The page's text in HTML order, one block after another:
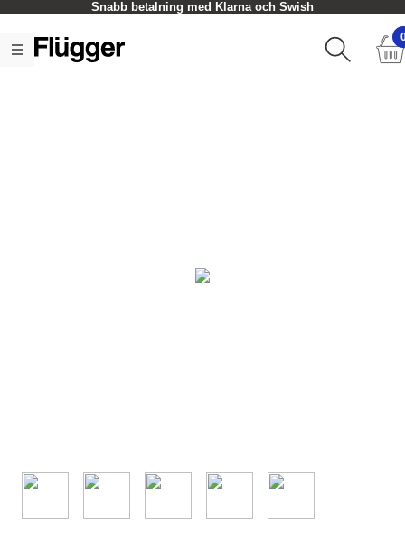
Snabb betalning med Klarna och Swish